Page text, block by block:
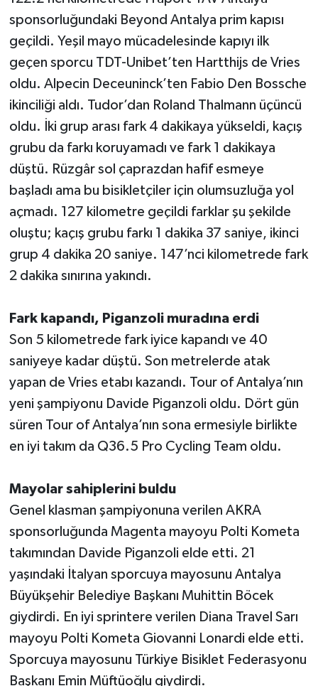
sponsorluğundaki Beyond Antalya prim kapısı
geçildi. Yeşil mayo mücadelesinde kapıyı ilk
geçen sporcu TDT-Unibet’ten Hartthijs de Vries
oldu. Alpecin Deceuninck’ten Fabio Den Bossche
ikinciliği aldı. Tudor’dan Roland Thalmann üçüncü
oldu. İki grup arası fark 4 dakikaya yükseldi, kaçış
grubu da farkı koruyamadı ve fark 1 dakikaya
düştü. Rüzgâr sol çaprazdan hafif esmeye
başladı ama bu bisikletçiler için olumsuzluğa yol
açmadı. 127 kilometre geçildi farklar şu şekilde
oluştu; kaçış grubu farkı 1 dakika 37 saniye, ikinci
grup 4 dakika 20 saniye. 147’nci kilometrede fark
2 dakika sınırına yakındı.
Fark kapandı, Piganzoli muradına erdi
Son 5 kilometrede fark iyice kapandı ve 40
saniyeye kadar düştü. Son metrelerde atak
yapan de Vries etabı kazandı. Tour of Antalya’nın
yeni şampiyonu Davide Piganzoli oldu. Dört gün
süren Tour of Antalya’nın sona ermesiyle birlikte
en iyi takım da Q36.5 Pro Cycling Team oldu.
Mayolar sahiplerini buldu
Genel klasman şampiyonuna verilen AKRA
sponsorluğunda Magenta mayoyu Polti Kometa
takımından Davide Piganzoli elde etti. 21
yaşındaki İtalyan sporcuya mayosunu Antalya
Büyükşehir Belediye Başkanı Muhittin Böcek
giydirdi. En iyi sprintere verilen Diana Travel Sarı
mayoyu Polti Kometa Giovanni Lonardi elde etti.
Sporcuya mayosunu Türkiye Bisiklet Federasyonu
Başkanı Emin Müftüoğlu giydirdi.